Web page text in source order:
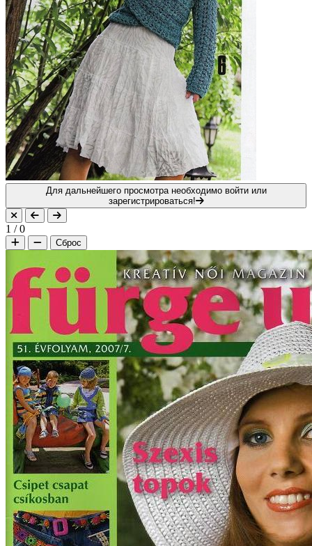
Для дальнейшего просмотра необходимо войти или
зарегистрироваться!
1 /0
Сброс